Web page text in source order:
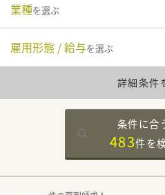
業種を選ぶ
雇用形態 / 給与を選ぶ
詳細条件
条件に合
483件を